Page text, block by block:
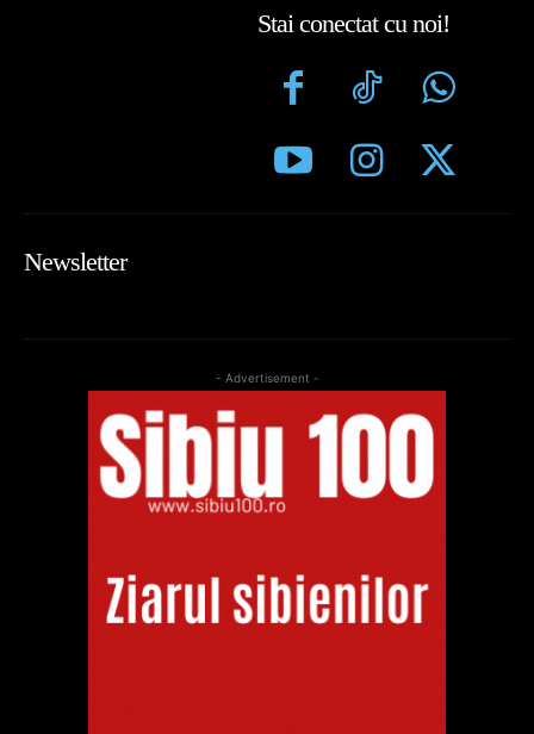
Stai conectat cu noi!
Newsletter
- Advertisement -